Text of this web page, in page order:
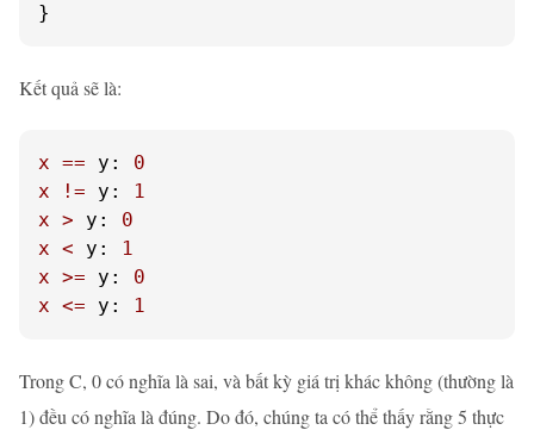
}
Kết quả sẽ là:
x == y:
0
x
!= y:
1
x > y:
0
x < y:
1
x >= y:
0
x <= y: 1
Trong C, 0 có nghĩa là sai, và bất kỳ giá trị khác không (thường là
1) đều có nghĩa là đúng. Do đó, chúng ta có thể thấy rằng 5 thực